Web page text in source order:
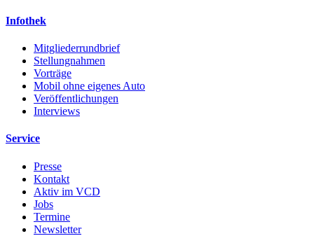
Infothek
Mitgliederrundbrief
Stellungnahmen
Vorträge
Mobil ohne eigenes Auto
Veröffentlichungen
Interviews
Service
Presse
Kontakt
Aktiv im VCD
Jobs
Termine
Newsletter